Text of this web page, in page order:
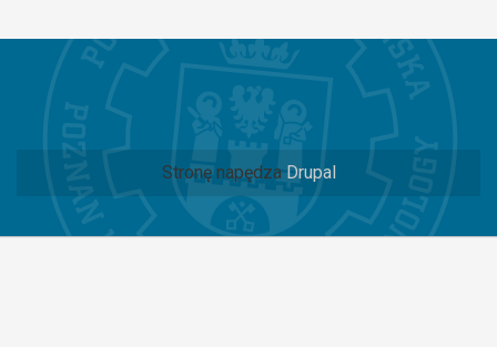
zadawane
pytania
Stronę napędza Drupal